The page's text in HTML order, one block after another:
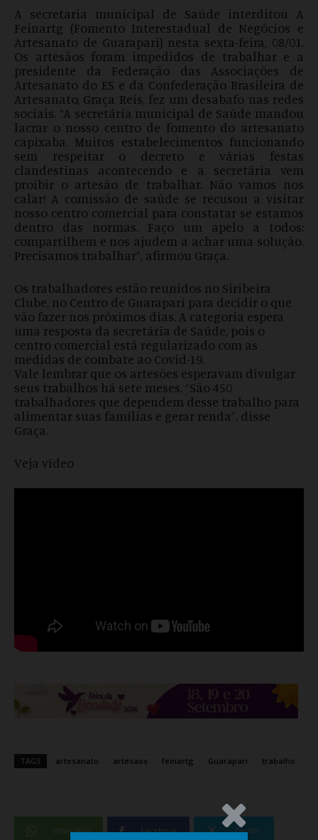
.Anúncio
A secretaria municipal de Saúde interditou A
Feinartg (Fomento Interestadual de Negócios e
Artesanato de Guarapari) nesta sexta-feira, 08/01.
Os artesãos foram impedidos de trabalhar e a
presidente da Federação das Associações de
Artesanato do ES e da Confederação Brasileira de
Artesanato, Graça Reis, fez um desabafo nas redes
sociais. “A secretária municipal de Saúde mandou
lacrar o nosso centro de fomento do artesanato
capixaba. Muitos estabelecimentos funcionando
sem respeitar o decreto e várias festas
clandestinas acontecendo e a secretária vem
proibir o artesão de trabalhar. Não vamos nos
calar! A comissão de saúde se recusou a visitar
nosso centro comercial para constatar se estamos
dentro das normas. Faço um apelo a todos:
compartilhem e nos ajudem a achar uma solução.
Precisamos trabalhar”, afirmou Graça.
Os trabalhadores estão reunidos no Siribeira
Clube, no Centro de Guarapari para decidir o que
vão fazer nos próximos dias. A categoria espera
uma resposta da secretária de Saúde, pois o
centro comercial está regularizado com as
medidas de combate ao Covid-19.
Vale lembrar que os artesões esperavam divulgar
seus trabalhos há sete meses. “São 450
trabalhadores que dependem desse trabalho para
alimentar suas famílias e gerar renda”, disse
Graça.
Veja vídeo
TAGS artesanato artesaos feinartg Guarapari trabalho
WhatsApp Facebook Twitter